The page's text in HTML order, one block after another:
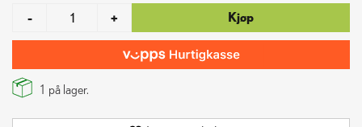
- + Kjøp
1 på lager.